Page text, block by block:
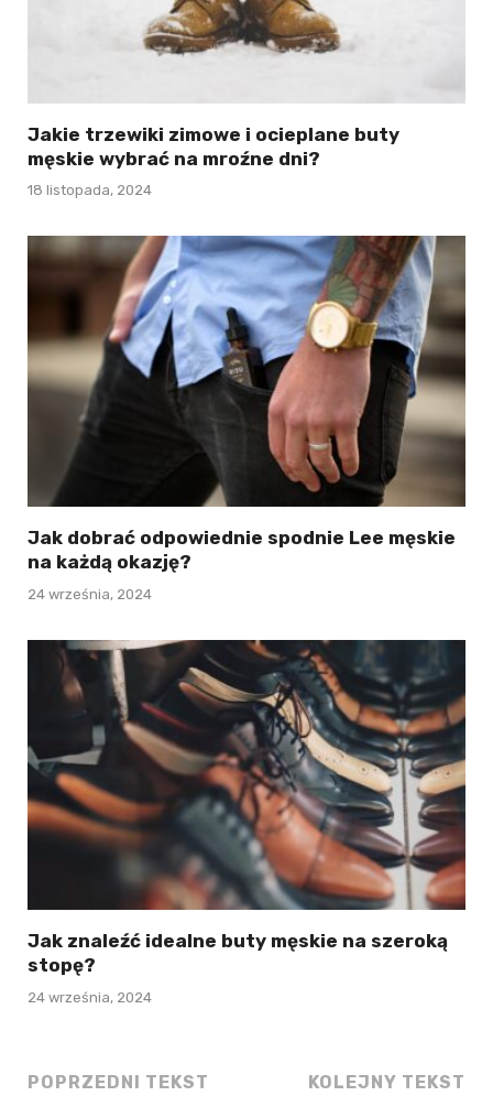
Jakie trzewiki zimowe i ocieplane buty
męskie wybrać na mroźne dni?
18 listopada, 2024
Jak dobrać odpowiednie spodnie Lee męskie
na każdą okazję?
24 września, 2024
Jak znaleźć idealne buty męskie na szeroką
stopę?
24 września, 2024
POPRZEDNI TEKST
KOLEJNY TEKST